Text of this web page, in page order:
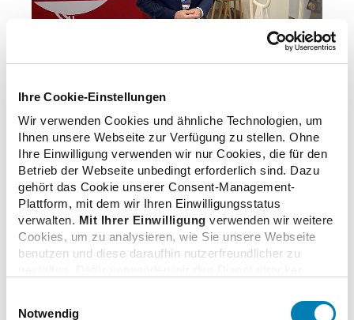
Ihre Cookie-Einstellungen
Wir verwenden Cookies und ähnliche Technologien, um
Ihnen unsere Webseite zur Verfügung zu stellen. Ohne
Ihre Einwilligung verwenden wir nur Cookies, die für den
Betrieb der Webseite unbedingt erforderlich sind. Dazu
gehört das Cookie unserer Consent-Management-
Plattform, mit dem wir Ihren Einwilligungsstatus
verwalten. Mit Ihrer Einwilligung verwenden wir weitere
Cookies, um zu analysieren, wie Sie unsere Webseite
benutzen und diese daraufhin nutzerfreundlicher zu
Adresse und Ihr Surfverhalten verarbeitet. Mit einem
Notwendig
© ABDA/Schult
zurück zur Liste
Zusatzinformationen